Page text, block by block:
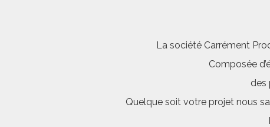
La société Carrément
Composée
des
Quelque soit votre projet nous